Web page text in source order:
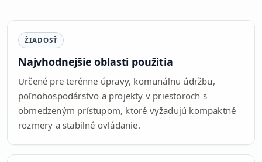
ŽIADOSŤ
Najvhodnejšie oblasti použitia
Určené pre terénne úpravy, komunálnu údržbu,
poľnohospodárstvo a projekty v priestoroch s
obmedzeným prístupom, ktoré vyžadujú kompaktné
rozmery a stabilné ovládanie.